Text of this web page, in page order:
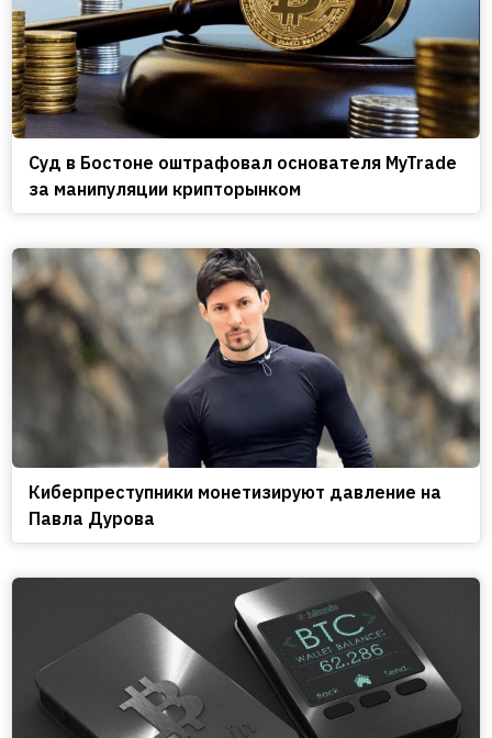
Cуд в Бостоне оштрафовал основателя MyTrade
за манипуляции крипторынком
Киберпреступники монетизируют давление на
Павла Дурова